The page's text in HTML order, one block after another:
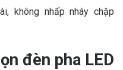
không nhấp nháy chập
đèn pha LED